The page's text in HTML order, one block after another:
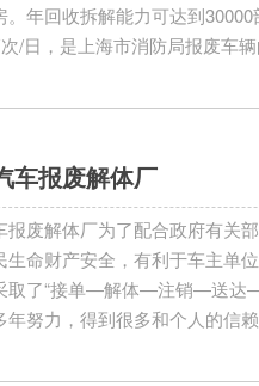
。年回收拆解能力可达到
/日，是上海市消防局报废车辆
车报废解体厂
报废解体厂为了配合政府有关
生命财产安全，有利于车主单
取了“接单—解体—注销—送达
年努力，得到很多和个人的信
汽车解体等业务。 汽车报废专